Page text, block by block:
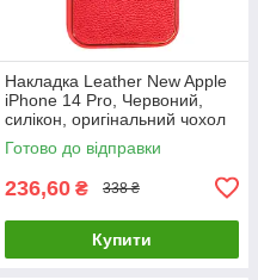
Накладка Leather New Apple
iPhone 14 Pro, Червоний,
силікон, оригінальний чохол
Готово до відправки
236,60 ₴ 338 ₴
Купити